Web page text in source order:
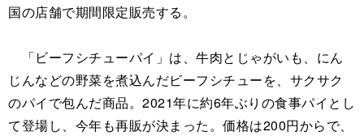
国の店舗で期間限定販売する。
「ビーフシチューパイ」は、牛肉とじゃがいも、にん
じんなどの野菜を煮込んだビーフシチューを、サクサク
のパイで包んだ商品。2021年に約6年ぶりの食事パイとし
て登場し、今年も再販が決まった。価格は200円からで、